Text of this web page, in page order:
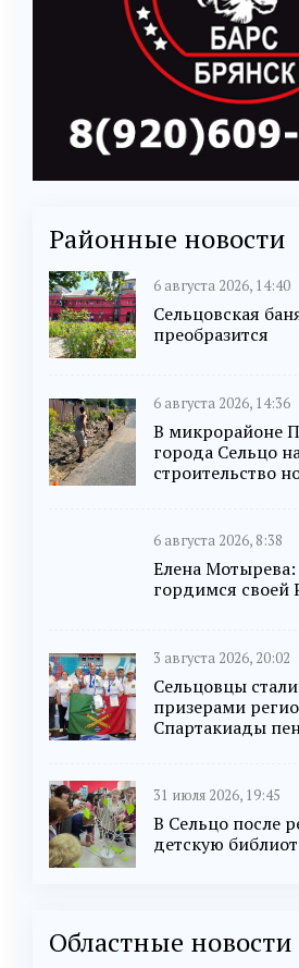
Районные новости
6 августа 2026, 14:40
Сельцовская
преобразится
6 августа 2026, 14:36
В микрорайоне
города Сельцо
строительство
6 августа 2026, 8:38
Елена
гордимся своей
3 августа 2026, 20:02
Сельцовцы
призерами
Спартакиады
31 июля 2026, 19:45
В Сельцо после
детскую
Областные новости